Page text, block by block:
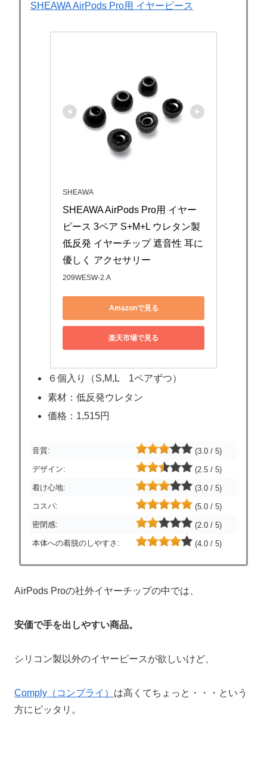
SHEAWA AirPods Pro用 イヤーピース
SHEAWA
SHEAWA AirPods Pro用 イヤー
ピース 3ペア S+M+L ウレタン製
低反発 イヤーチップ 遮音性 耳に
優しく アクセサリー
209WESW-2.A
Amazonで見る
楽天市場で見る
６個入り（S,M,L 1ペアずつ）
素材：低反発ウレタン
価格：1,515円
音質:
(3.0 / 5)
デザイン:
(2.5 / 5)
着け心地:
(3.0 / 5)
コスパ:
(5.0 / 5)
密閉感:
(2.0 / 5)
本体への着脱のしやすさ:
(4.0 / 5)
AirPods Proの社外イヤーチップの中では、
安価で手を出しやすい商品。
シリコン製以外のイヤーピースが欲しいけど、
Comply（コンプライ） は高くてちょっと・・・という
方にピッタリ。